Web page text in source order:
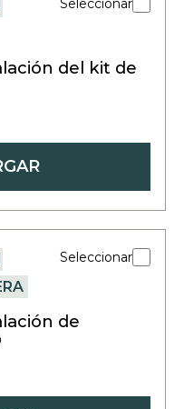
Seleccionar
del kit de
Seleccionar
de